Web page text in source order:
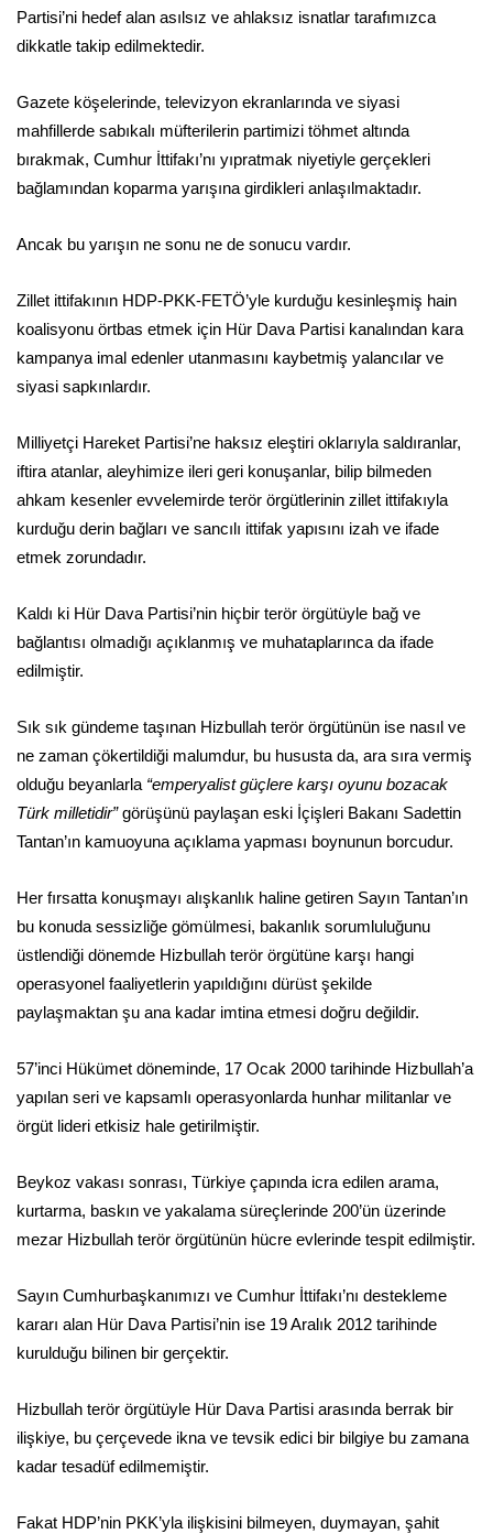
Partisi’ni hedef alan asılsız ve ahlaksız isnatlar tarafımızca
dikkatle takip edilmektedir.
Gazete köşelerinde, televizyon ekranlarında ve siyasi
mahfillerde sabıkalı müfterilerin partimizi töhmet altında
bırakmak, Cumhur İttifakı’nı yıpratmak niyetiyle gerçekleri
bağlamından koparma yarışına girdikleri anlaşılmaktadır.
Ancak bu yarışın ne sonu ne de sonucu vardır.
Zillet ittifakının HDP-PKK-FETÖ’yle kurduğu kesinleşmiş hain
koalisyonu örtbas etmek için Hür Dava Partisi kanalından kara
kampanya imal edenler utanmasını kaybetmiş yalancılar ve
siyasi sapkınlardır.
Milliyetçi Hareket Partisi’ne haksız eleştiri oklarıyla saldıranlar,
iftira atanlar, aleyhimize ileri geri konuşanlar, bilip bilmeden
ahkam kesenler evvelemirde terör örgütlerinin zillet ittifakıyla
kurduğu derin bağları ve sancılı ittifak yapısını izah ve ifade
etmek zorundadır.
Kaldı ki Hür Dava Partisi’nin hiçbir terör örgütüyle bağ ve
bağlantısı olmadığı açıklanmış ve muhataplarınca da ifade
edilmiştir.
Sık sık gündeme taşınan Hizbullah terör örgütünün ise nasıl ve
ne zaman çökertildiği malumdur, bu hususta da, ara sıra vermiş
olduğu beyanlarla “emperyalist güçlere karşı oyunu bozacak
Türk milletidir”görüşünü paylaşan eski İçişleri Bakanı Sadettin
Tantan’ın kamuoyuna açıklama yapması boynunun borcudur.
Her fırsatta konuşmayı alışkanlık haline getiren Sayın Tantan’ın
bu konuda sessizliğe gömülmesi, bakanlık sorumluluğunu
üstlendiği dönemde Hizbullah terör örgütüne karşı hangi
operasyonel faaliyetlerin yapıldığını dürüst şekilde
paylaşmaktan şu ana kadar imtina etmesi doğru değildir.
57’inci Hükümet döneminde, 17 Ocak 2000 tarihinde Hizbullah’a
yapılan seri ve kapsamlı operasyonlarda hunhar militanlar ve
örgüt lideri etkisiz hale getirilmiştir.
Beykoz vakası sonrası, Türkiye çapında icra edilen arama,
kurtarma, baskın ve yakalama süreçlerinde 200’ün üzerinde
mezar Hizbullah terör örgütünün hücre evlerinde tespit edilmiştir.
Sayın Cumhurbaşkanımızı ve Cumhur İttifakı’nı destekleme
kararı alan Hür Dava Partisi’nin ise 19 Aralık 2012 tarihinde
kurulduğu bilinen bir gerçektir.
Hizbullah terör örgütüyle Hür Dava Partisi arasında berrak bir
ilişkiye, bu çerçevede ikna ve tevsik edici bir bilgiye bu zamana
kadar tesadüf edilmemiştir.
Fakat HDP’nin PKK’yla ilişkisini bilmeyen, duymayan, şahit